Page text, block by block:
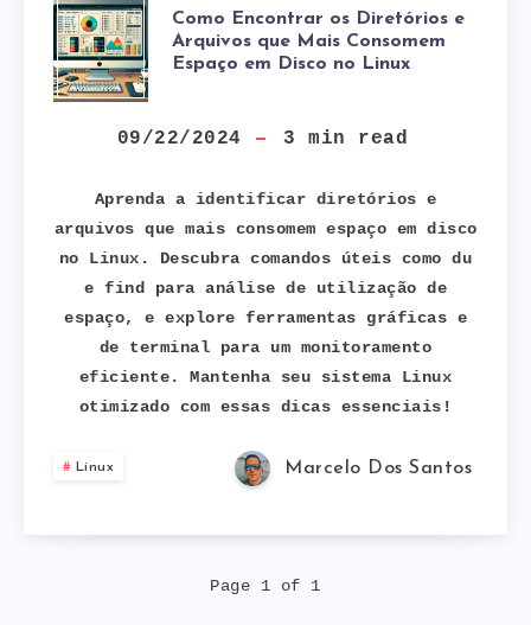
COMO
ENCONTRAR
OS
DIRETÓRIOS
E
ARQUIVOS
QUE
MAIS
CONSOMEM
ESPAÇO
Como Encontrar os Diretórios e
Arquivos que Mais Consomem
Espaço em Disco no Linux
09/22/2024 3 min read
Aprenda a identificar diretórios e
arquivos que mais consomem espaço em disco
no Linux. Descubra comandos úteis comodu
e find
para análise de utilização de
espaço, e explore ferramentas gráficas e
de terminal para um monitoramento
eficiente. Mantenha seu sistema Linux
otimizado com essas dicas essenciais!
Linux Marcelo Dos Santos
Page 1 of 1